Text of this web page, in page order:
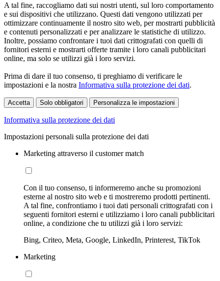
A tal fine, raccogliamo dati sui nostri utenti, sul loro comportamento
e sui dispositivi che utilizzano. Questi dati vengono utilizzati per
ottimizzare continuamente il nostro sito web, per mostrarti pubblicità
e contenuti personalizzati e per analizzare le statistiche di utilizzo.
Inoltre, possiamo confrontare i tuoi dati crittografati con quelli di
fornitori esterni e mostrarti offerte tramite i loro canali pubblicitari
online, ma solo se utilizzi già i loro servizi.
Prima di dare il tuo consenso, ti preghiamo di verificare le
impostazioni e la nostra Informativa sulla protezione dei dati.
Accetta Solo obbligatori Personalizza le impostazioni
Informativa sulla protezione dei dati
Impostazioni personali sulla protezione dei dati
Marketing attraverso il customer match
Con il tuo consenso, ti informeremo anche su promozioni
esterne al nostro sito web e ti mostreremo prodotti pertinenti.
A tal fine, confrontiamo i tuoi dati personali crittografati con i
seguenti fornitori esterni e utilizziamo i loro canali pubblicitari
online, a condizione che tu utilizzi già i loro servizi:
Bing, Criteo, Meta, Google, LinkedIn, Printerest, TikTok
Marketing